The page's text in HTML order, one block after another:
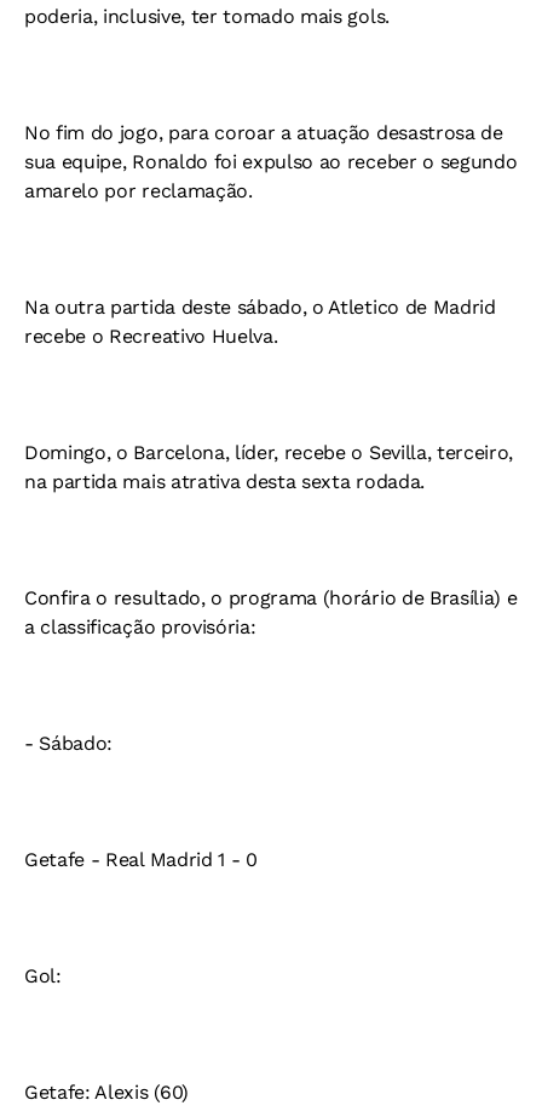
poderia, inclusive, ter tomado mais gols.
No fim do jogo, para coroar a atuação desastrosa de
sua equipe, Ronaldo foi expulso ao receber o segundo
amarelo por reclamação.
Na outra partida deste sábado, o Atletico de Madrid
recebe o Recreativo Huelva.
Domingo, o Barcelona, líder, recebe o Sevilla, terceiro,
na partida mais atrativa desta sexta rodada.
Confira o resultado, o programa (horário de Brasília) e
a classificação provisória:
- Sábado:
Getafe - Real Madrid 1 - 0
Gol:
Getafe: Alexis (60)